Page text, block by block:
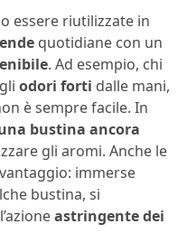
essere riutilizzate in
quotidiane con un
. Ad esempio, chi
odori forti dalle mani,
è sempre facile. In
bustina ancora
gli aromi. Anche le
immerse
bustina, si
astringente dei